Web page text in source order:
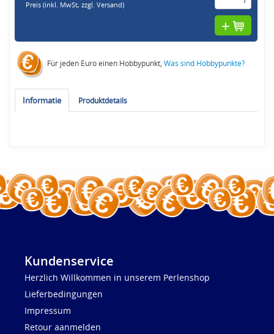
Preis (inkl. MwSt,zzgl. Versand)
Für jeden Euro einen Hobbypunkt,Was sind Hobbypunkte?
Informatie Produktdetails
Kundenservice
Herzlich Willkommen in unserem Perlenshop
Lieferbedingungen
Impressum
Retour aanmelden